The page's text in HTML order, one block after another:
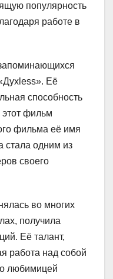
популярность
работе в
Её
способность
этот фильм
фильма её имя
стала одним из
своего
во многих
получила
Её талант,
работа над собой
любимицей